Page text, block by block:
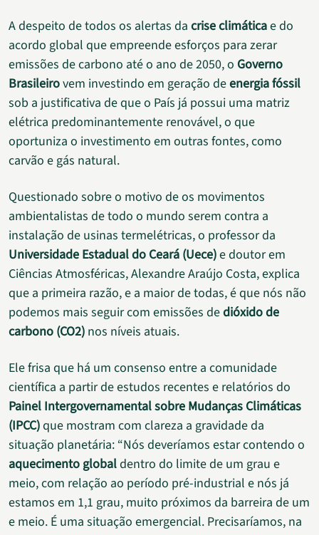
A despeito de todos os alertas da crise climáticae do
acordo global que empreende esforços para zerar
emissões de carbono até o ano de 2050, o Governo
Brasileirovem investindo em geração deenergia fóssil
sob a justificativa de que o País já possui uma matriz
elétrica predominantemente renovável, o que
oportuniza o investimento em outras fontes, como
carvão e gás natural.
Questionado sobre o motivo de os movimentos
ambientalistas de todo o mundo serem contra a
instalação de usinas termelétricas, o professor da
Universidade Estadual do Ceará (Uece)e doutor em
Ciências Atmosféricas, Alexandre Araújo Costa, explica
que a primeira razão, e a maior de todas, é que nós não
podemos mais seguir com emissões dedióxido de
carbono (CO2) nos níveis atuais.
Ele frisa que há um consenso entre a comunidade
científica a partir de estudos recentes e relatórios do
Painel Intergovernamental sobre Mudanças Climáticas
(IPCC)que mostram com clareza a gravidade da
situação planetária: “Nós deveríamos estar contendo o
aquecimento globaldentro do limite de um grau e
meio, com relação ao período pré-industrial e nós já
estamos em 1,1 grau, muito próximos da barreira de um
e meio. É uma situação emergencial. Precisaríamos, na